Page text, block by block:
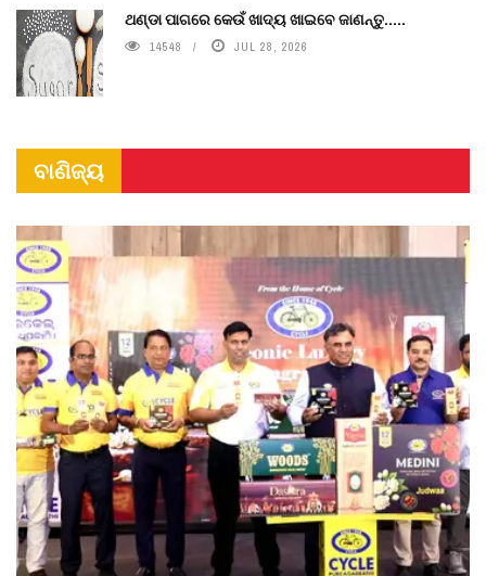
ଥଣ୍ଡା ପାଗରେ କେଉଁ ଖାଦ୍ୟ ଖାଇବେ ଜାଣନ୍ତୁ.....
14548 JUL 28, 2026
ବାଣିଜ୍ୟ